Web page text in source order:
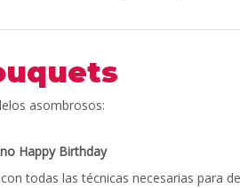
asombrosos:
Happy Birthday
con todas las técnicas necesarias para